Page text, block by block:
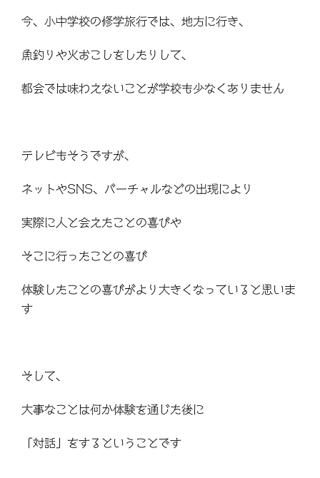
今、小中学校の修学旅行では、地方に行き、
魚釣りや火おこしをしたりして、
都会では味わえないことが学校も少なくありません
テレビもそうですが、
ネットやSNS、バーチャルなどの出現により
実際に人と会えたことの喜びや
そこに行ったことの喜び
体験したことの喜びがより大きくなっていると思いま
す
そして、
大事なことは何か体験を通じた後に
「対話」をするということです